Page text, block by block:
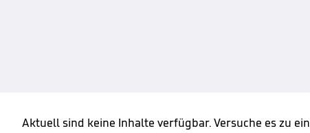
Aktuell sind keine Inhalte verfügbar. Versuche es zu